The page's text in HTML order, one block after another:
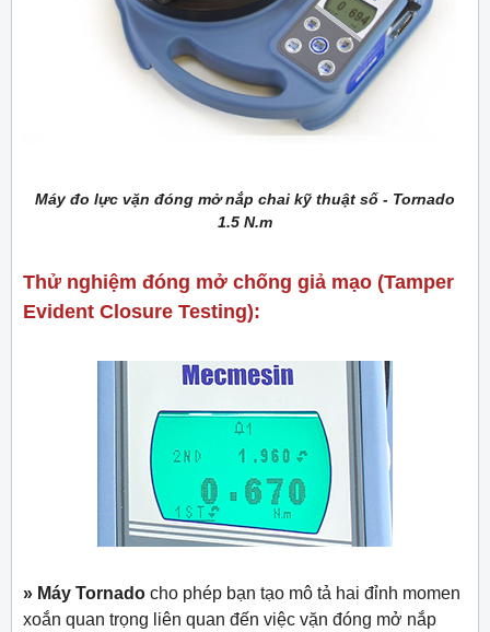
Máy đo lực vặn đóng mở nắp chai kỹ thuật số - Tornado
1.5 N.m
Thử nghiệm đóng mở chống giả mạo (Tamper
Evident Closure Testing):
» Máy Tornado cho phép bạn tạo mô tả hai đỉnh momen
xoắn quan trọng liên quan đến việc vặn đóng mở nắp